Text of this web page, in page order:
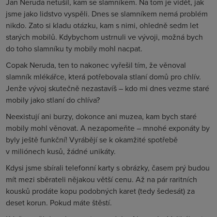
jsme jako lidstvo vyspěli. Dnes se slamníkem nemá problém
nikdo. Zato si kladu otázku, kam s nimi, ohledně sedm let
starých mobilů. Kdybychom ustrnuli ve vývoji, možná bych
do toho slamníku ty mobily mohl nacpat.
Copak Neruda, ten to nakonec vyřešil tím, že věnoval
slamník mlékářce, která potřebovala stlaní domů pro chlív.
Jenže vývoj skutečně nezastavíš – kdo mi dnes vezme staré
mobily jako stlaní do chlíva?
Neexistují ani burzy, dokonce ani muzea, kam bych staré
mobily mohl věnovat. A nezapomeňte – mnohé exponáty by
byly ještě funkční! Vyrábějí se k okamžité spotřebě
v miliónech kusů, žádné unikáty.
Kdysi jsme sbírali telefonní karty s obrázky, časem prý budou
mít mezi sběrateli nějakou větší cenu. Až na pár raritních
kousků prodáte kopu podobných karet (tedy šedesát) za
deset korun. Pokud máte štěstí.